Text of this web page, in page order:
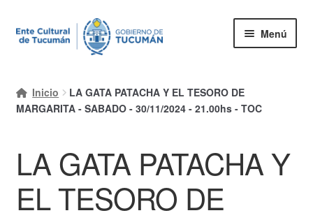
Ir
a
Ir
al
Menú
Mi cuenta
Finalizar compra
Ayuda Rapida
Inicio
LA GATA PATACHA Y EL TESORO DE
MARGARITA - SABADO - 30/11/2024 - 21.00hs - TOC
LA GATA PATACHA Y
EL TESORO DE